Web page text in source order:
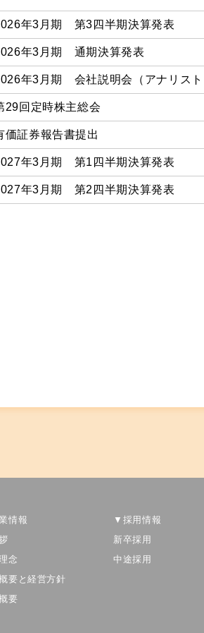
年3月期 第3四半期決算発表
年3月期　通期決算発表
年3月期 会社説明会（アナリス
29回定時株主総会
価証券報告書提出
年3月期 第1四半期決算発表
年3月期 第2四半期決算発表
情報
念
要と経営方針
要
▼採用情報
新卒採用
中途採用